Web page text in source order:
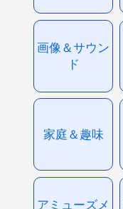
画像＆サウン
ド
家庭＆趣味
アミューズメ